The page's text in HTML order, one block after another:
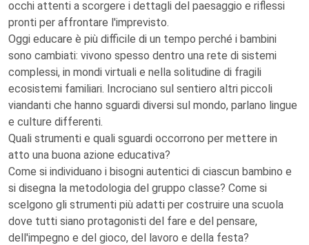
occhi attenti a scorgere i dettagli del paesaggio e riflessi
pronti per affrontare l'imprevisto.
Oggi educare è più difficile di un tempo perché i bambini
sono cambiati: vivono spesso dentro una rete di sistemi
complessi, in mondi virtuali e nella solitudine di fragili
ecosistemi familiari. Incrociano sul sentiero altri piccoli
viandanti che hanno sguardi diversi sul mondo, parlano lingue
e culture differenti.
Quali strumenti e quali sguardi occorrono per mettere in
atto una buona azione educativa?
Come si individuano i bisogni autentici di ciascun bambino e
si disegna la metodologia del gruppo classe? Come si
scelgono gli strumenti più adatti per costruire una scuola
dove tutti siano protagonisti del fare e del pensare,
dell'impegno e del gioco, del lavoro e della festa?